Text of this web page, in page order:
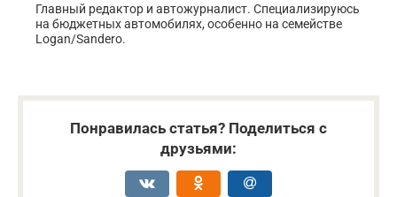
Главный редактор и автожурналист. Специализируюсь
на бюджетных автомобилях, особенно на семействе
Logan/Sandero.
Понравилась статья? Поделиться с
друзьями: